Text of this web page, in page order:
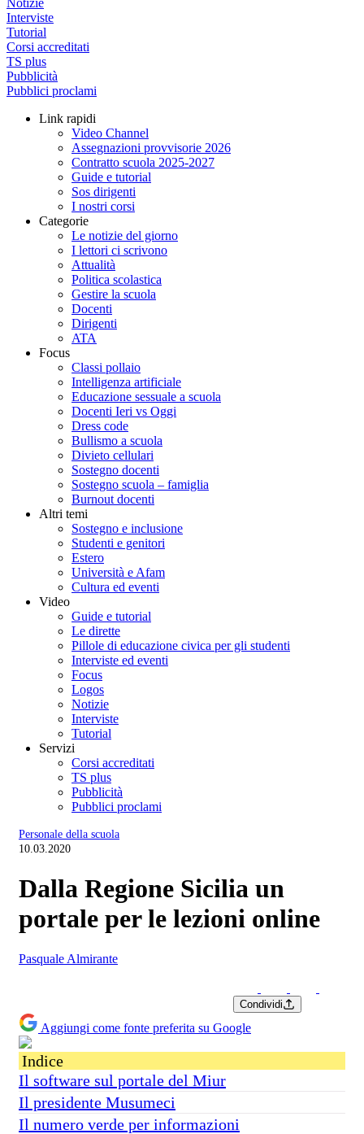
Notizie
Interviste
Tutorial
Corsi accreditati
TS plus
Pubblicità
Pubblici proclami
Link rapidi
Video Channel
Assegnazioni provvisorie 2026
Contratto scuola 2025-2027
Guide e tutorial
Sos dirigenti
I nostri corsi
Categorie
Le notizie del giorno
I lettori ci scrivono
Attualità
Politica scolastica
Gestire la scuola
Docenti
Dirigenti
ATA
Focus
Classi pollaio
Intelligenza artificiale
Educazione sessuale a scuola
Docenti Ieri vs Oggi
Dress code
Bullismo a scuola
Divieto cellulari
Sostegno docenti
Sostegno scuola – famiglia
Burnout docenti
Altri temi
Sostegno e inclusione
Studenti e genitori
Estero
Università e Afam
Cultura ed eventi
Video
Guide e tutorial
Le dirette
Pillole di educazione civica per gli studenti
Interviste ed eventi
Focus
Logos
Notizie
Interviste
Tutorial
Servizi
Corsi accreditati
TS plus
Pubblicità
Pubblici proclami
Personale della scuola
10.03.2020
Dalla Regione Sicilia un
portale per le lezioni online
Pasquale Almirante
Condividi
Aggiungi come fonte preferita su Google
Indice
Il software sul portale del Miur
Il presidente Musumeci
Il numero verde per informazioni